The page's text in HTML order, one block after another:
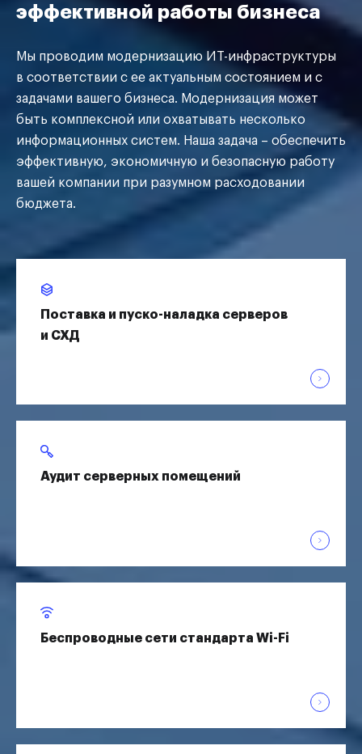
эффективной работы бизнеса
Мы проводим модернизацию ИТ-инфраструктуры
в соответствии с ее актуальным состоянием и с
задачами вашего бизнеса. Модернизация может
быть комплексной или охватывать несколько
информационных систем. Наша задача – обеспечить
эффективную, экономичную и безопасную работу
вашей компании при разумном расходовании
бюджета.
Поставка и пуско-наладка серверов
и СХД
Аудит серверных помещений
Беспроводные сети стандарта Wi-Fi